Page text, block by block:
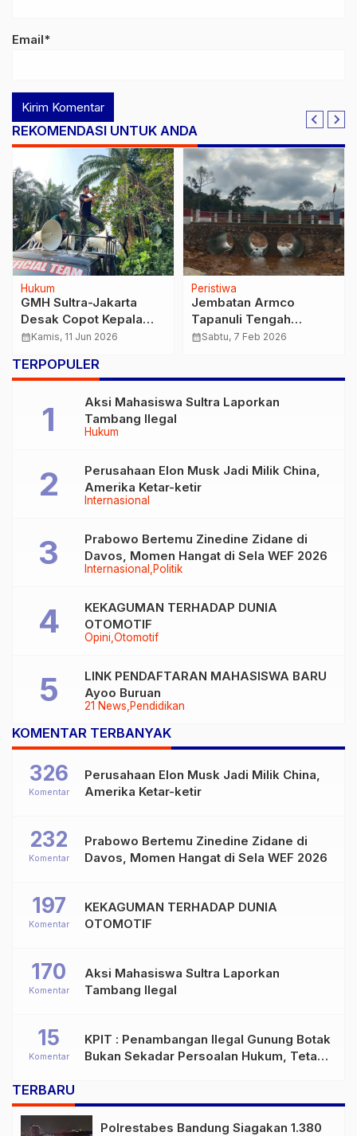
Email*
REKOMENDASI UNTUK ANDA
Hukum
GMH Sultra-Jakarta
Desak Copot Kepala
Bea Cukai Kendari,
dan Alkohol Ilegal
calendar_monthKamis, 11 Jun 2026
Peristiwa
Jembatan Armco
Tapanuli Tengah
Rampung, TNI Pulihkan
calendar_monthSabtu, 7 Feb 2026
TERPOPULER
Hukum
Aksi Mahasiswa Sultra Laporkan
Tambang Ilegal
Internasional
Perusahaan Elon Musk Jadi Milik China,
Amerika Ketar-ketir
Internasional Politik
Prabowo Bertemu Zinedine Zidane di
Davos, Momen Hangat di Sela WEF 2026
Opini Otomotif
KEKAGUMAN TERHADAP DUNIA
OTOMOTIF
21 News Pendidikan
LINK PENDAFTARAN MAHASISWA BARU
Ayoo Buruan
KOMENTAR TERBANYAK
Perusahaan Elon Musk Jadi Milik China,
Amerika Ketar-ketir
326
Komentar
Prabowo Bertemu Zinedine Zidane di
Davos, Momen Hangat di Sela WEF 2026
232
Komentar
KEKAGUMAN TERHADAP DUNIA
OTOMOTIF
197
Komentar
Aksi Mahasiswa Sultra Laporkan
Tambang Ilegal
170
Komentar
KPIT : Penambangan Ilegal Gunung Botak
Bukan Sekadar Persoalan Hukum, Tetapi
15
Komentar
TERBARU
Polrestabes Bandung Siagakan 1.380